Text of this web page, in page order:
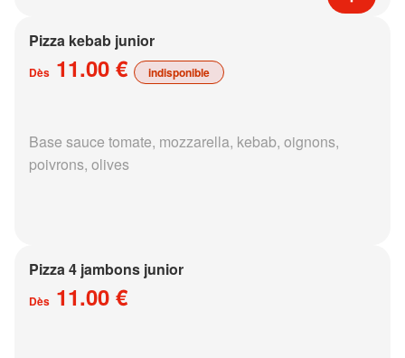
Pizza kebab junior
Dès 11.00 € indisponible
Base sauce tomate, mozzarella, kebab, oignons,
poivrons, olives
Pizza 4 jambons junior
Dès 11.00 €